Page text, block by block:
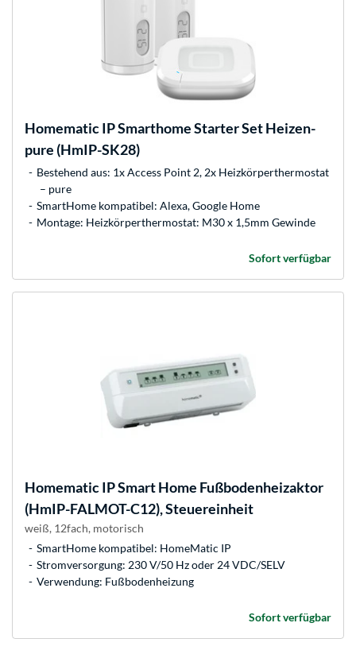
Homematic IPSmarthome Starter Set Heizen-
pure (HmIP-SK28)
Bestehend aus: 1x Access Point 2, 2x Heizkörperthermostat
– pure
SmartHome kompatibel: Alexa, Google Home
Montage: Heizkörperthermostat: M30 x 1,5mm Gewinde
Sofort verfügbar
Homematic IPSmart Home Fußbodenheizaktor
(HmIP-FALMOT-C12), Steuereinheit
weiß, 12fach, motorisch
SmartHome kompatibel: HomeMatic IP
Stromversorgung: 230 V/50 Hz oder 24 VDC/SELV
Verwendung: Fußbodenheizung
Sofort verfügbar